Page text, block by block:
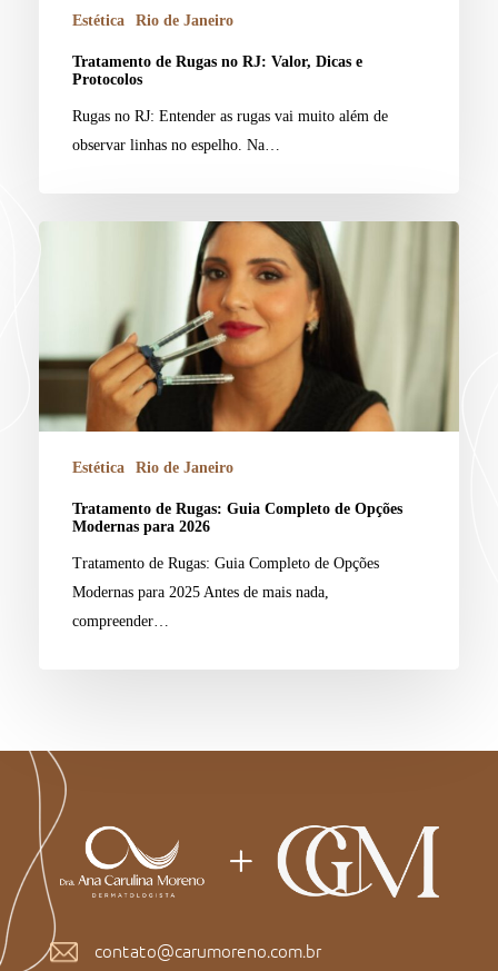
Estética Rio de Janeiro
Tratamento de Rugas no RJ: Valor, Dicas e
Protocolos
Rugas no RJ: Entender as rugas vai muito além de
observar linhas no espelho. Na…
Estética Rio de Janeiro
Tratamento de Rugas: Guia Completo de Opções
Modernas para 2026
Tratamento de Rugas: Guia Completo de Opções
Modernas para 2025 Antes de mais nada,
compreender…
contato@carumoreno.com.br